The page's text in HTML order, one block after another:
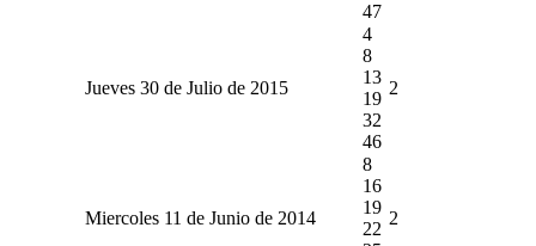
47
Jueves 30 de Julio de 2015
4
8
13
19
32
46
2
Miercoles 11 de Junio de 2014
8
16
19
22
2